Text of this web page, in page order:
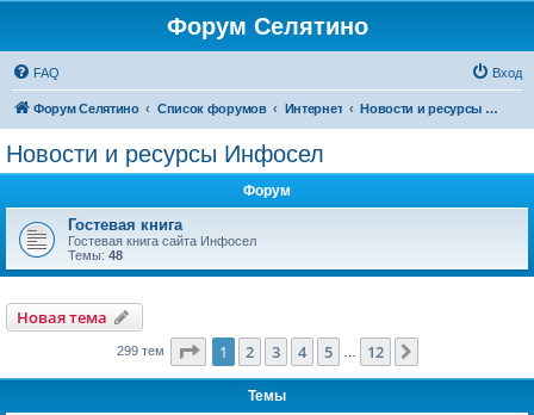
Форум Селятино
FAQ Вход
Форум Селятино Список форумов Интернет Новости и ресурсы Инфосел
Новости и ресурсы Инфосел
Форум
Гостевая книга
Гостевая книга сайта Инфосел
Темы: 48
Новая тема
299 тем Страница из 12
1 2 3 4 5 12
Темы